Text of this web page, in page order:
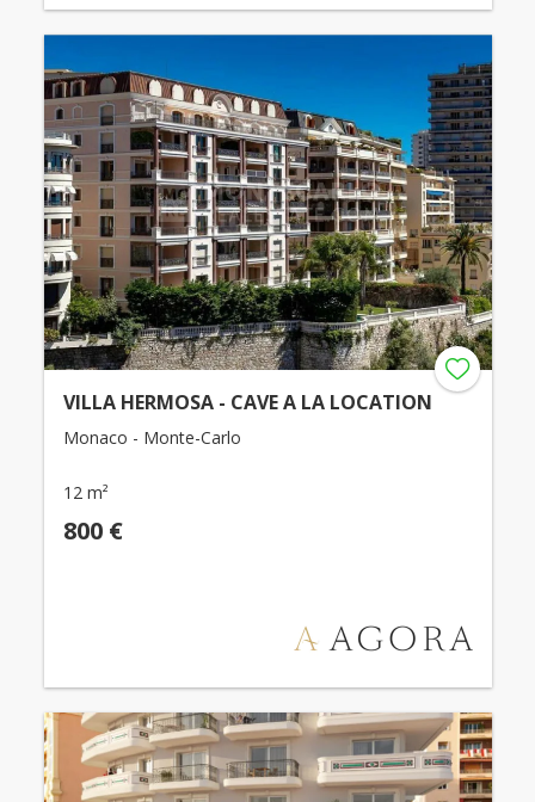
VILLA HERMOSA - CAVE A LA LOCATION
Monaco - Monte-Carlo
12 m²
800 €